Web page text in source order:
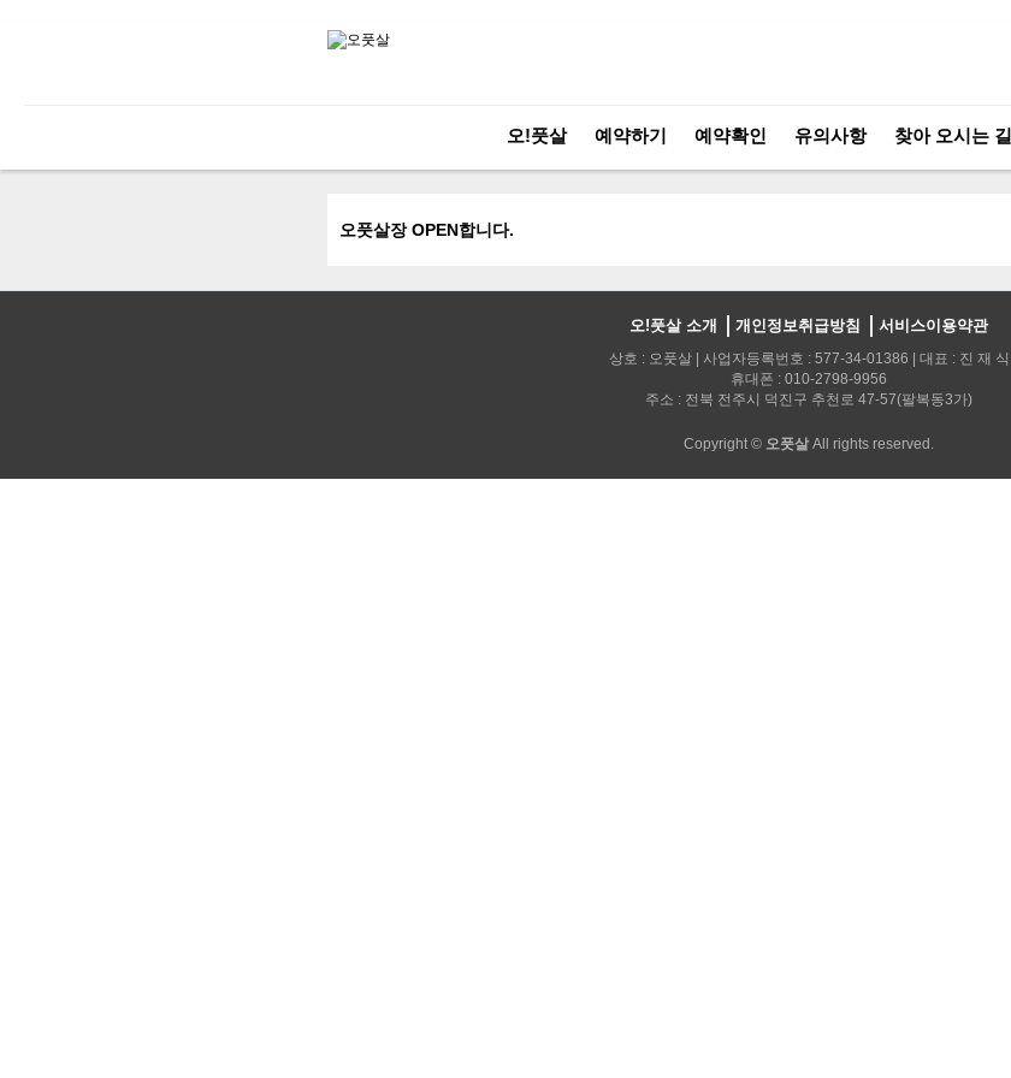
오!풋살 예약하기 예약확인 유의사항 찾아 오시는 길
오풋살장 OPEN합니다.
오!풋살 소개 개인정보취급방침 서비스이용약관
상호 : 오풋살 | 사업자등록번호 : 577-34-01386 | 대표 : 진 재 식
휴대폰 : 010-2798-9956
주소 : 전북 전주시 덕진구 추천로 47-57(팔복동3가)
Copyright © 오풋살 All rights reserved.